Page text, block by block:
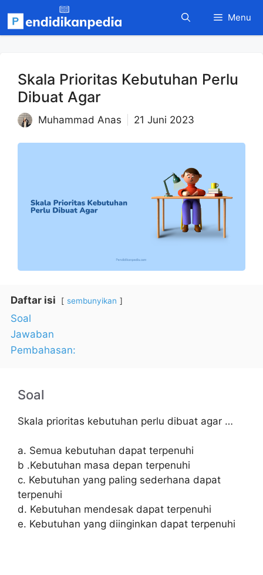
isi
Menu
Skala Prioritas Kebutuhan Perlu
Dibuat Agar
Muhammad Anas 21 Juni 2023
Daftar isi sembunyikan
Soal
Jawaban
Pembahasan:
Soal
Skala prioritas kebutuhan perlu dibuat agar …
a. Semua kebutuhan dapat terpenuhi
b .Kebutuhan masa depan terpenuhi
c. Kebutuhan yang paling sederhana dapat
terpenuhi
d. Kebutuhan mendesak dapat terpenuhi
e. Kebutuhan yang diinginkan dapat terpenuhi